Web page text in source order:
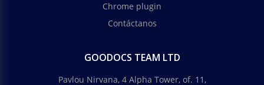
Chrome plugin
Contáctanos
GOODOCS TEAM LTD
Pavlou Nirvana, 4 Alpha Tower, of. 11,